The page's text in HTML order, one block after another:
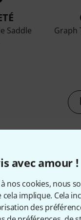
avec amour !
à nos cookies, nous
cela implique. Cela
des
Saddle
Graph